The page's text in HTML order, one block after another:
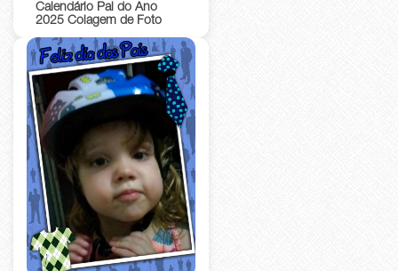
Calendário Pai do Ano
2025 Colagem de Foto